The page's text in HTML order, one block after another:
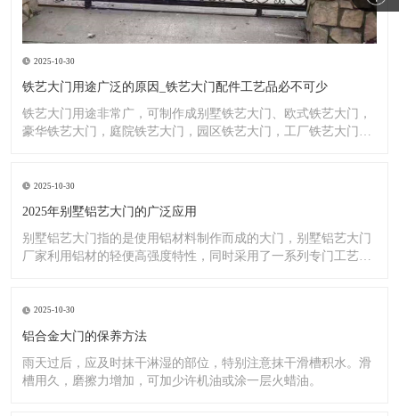
2025-10-30
铁艺大门用途广泛的原因_铁艺大门配件工艺品必不可少
铁艺大门用途非常广，可制作成别墅铁艺大门、欧式铁艺大门，
豪华铁艺大门，庭院铁艺大门，园区铁艺大门，工厂铁艺大门大
2025-10-30
2025年别墅铝艺大门的广泛应用
别墅铝艺大门指的是使用铝材料制作而成的大门，别墅铝艺大门
厂家利用铝材的轻便高强度特性，同时采用了一系列专门工艺，
2025-10-30
铝合金大门的保养方法
雨天过后，应及时抹干淋湿的部位，特别注意抹干滑槽积水。滑
槽用久，磨擦力增加，可加少许机油或涂一层火蜡油。